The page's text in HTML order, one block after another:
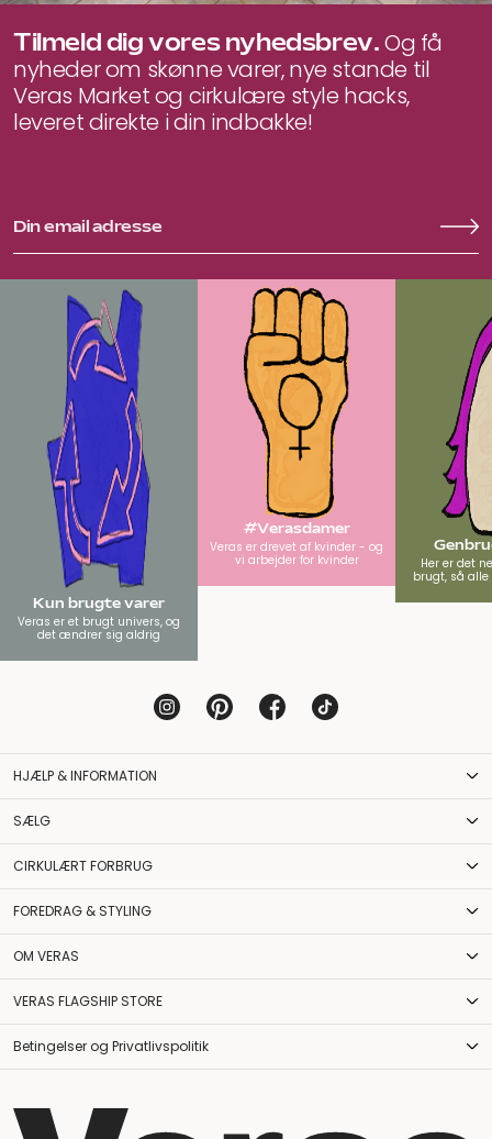
Tilmeld dig vores nyhedsbrev.Og få
nyheder om skønne varer, nye stande til
Veras Market og cirkulære style hacks,
leveret direkte i din indbakke!
Kun brugte varer
Veras er et brugt univers, og
det ændrer sig aldrig
#Verasdamer
Veras er drevet af kvinder - og
vi arbejder for kvinder
Her er det
brugt, så
HJÆLP & INFORMATION
SÆLG
CIRKULÆRT FORBRUG
FOREDRAG & STYLING
OM VERAS
VERAS FLAGSHIP STORE
Betingelser og Privatlivspolitik